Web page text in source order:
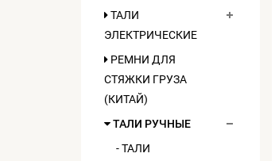
ТАЛИ
ЭЛЕКТРИЧЕСКИЕ
РЕМНИ ДЛЯ
СТЯЖКИ ГРУЗА
(КИТАЙ)
ТАЛИ РУЧНЫЕ
- ТАЛИ